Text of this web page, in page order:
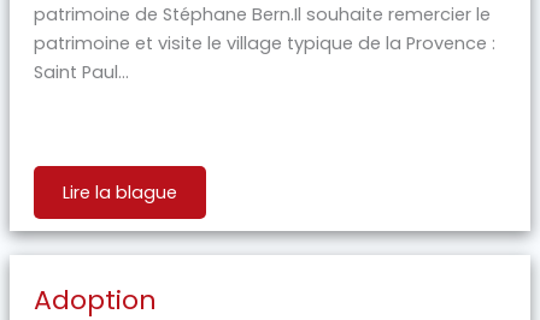
patrimoine de Stéphane Bern.Il souhaite remercier le
patrimoine et visite le village typique de la Provence :
Saint Paul...
Lire la blague
Adoption